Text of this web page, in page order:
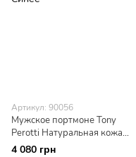
Артикул: 90056
Мужское портмоне Tony
Perotti Натуральная кожа
Italico 3645 blu (90056) Синее
4 080 грн